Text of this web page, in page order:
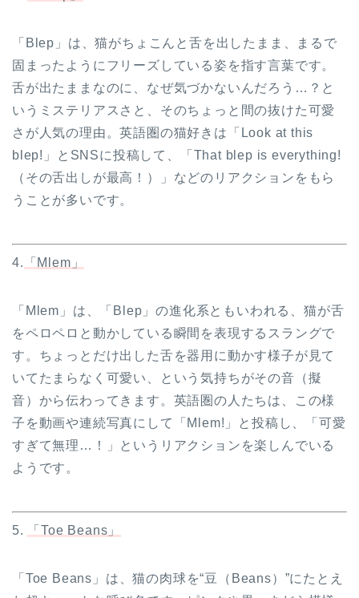
「Blep」は、猫がちょこんと舌を出したまま、まるで
固まったようにフリーズしている姿を指す言葉です。
舌が出たままなのに、なぜ気づかないんだろう…？と
いうミステリアスさと、そのちょっと間の抜けた可愛
さが人気の理由。英語圏の猫好きは「Look at this
blep!」とSNSに投稿して、「That blep is everything!
（その舌出しが最高！）」などのリアクションをもら
うことが多いです。
4. 「Mlem」
「Mlem」は、「Blep」の進化系ともいわれる、猫が舌
をペロペロと動かしている瞬間を表現するスラングで
す。ちょっとだけ出した舌を器用に動かす様子が見て
いてたまらなく可愛い、という気持ちがその音（擬
音）から伝わってきます。英語圏の人たちは、この様
子を動画や連続写真にして「Mlem!」と投稿し、「可愛
すぎて無理…！」というリアクションを楽しんでいる
ようです。
5. 「Toe Beans」
「Toe Beans」は、猫の肉球を“豆（Beans）”にたとえ